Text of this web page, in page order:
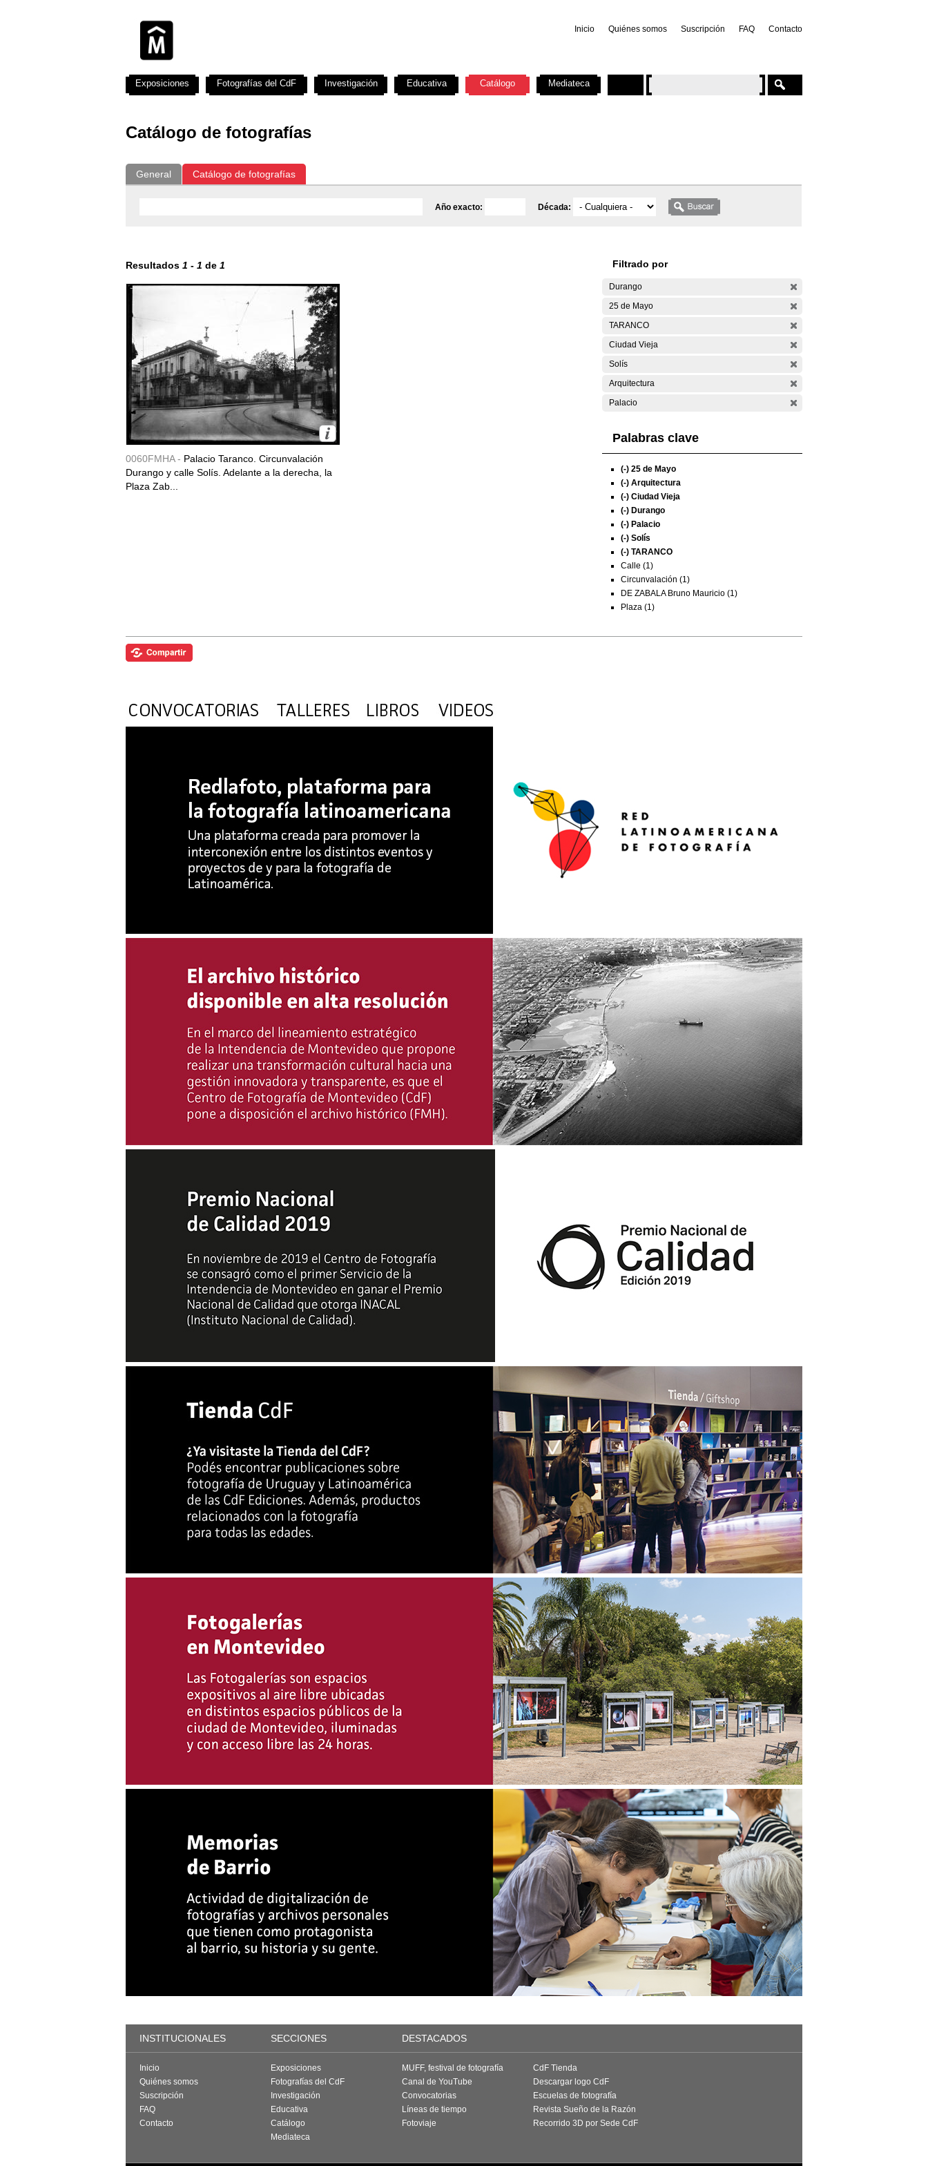
Inicio Quiénes somos Suscripción FAQ Contacto
Catálogo de fotografías
General Catálogo de fotografías
Año exacto: Década:
Resultados 1 - 1 de 1
0060FMHA - Palacio Taranco. Circunvalación
Durango y calle Solís. Adelante a la derecha, la
Plaza Zab...
Filtrado por
Durango
25 de Mayo
TARANCO
Ciudad Vieja
Solís
Arquitectura
Palacio
Palabras clave
(-) 25 de Mayo
(-) Arquitectura
(-) Ciudad Vieja
(-) Durango
(-) Palacio
(-) Solís
(-) TARANCO
Calle (1)
Circunvalación (1)
DE ZABALA Bruno Mauricio (1)
Plaza (1)
Exposiciones Fotografías del CdF Investigación Educativa Catálogo Mediateca
INSTITUCIONALES SECCIONES DESTACADOS
Inicio
Quiénes somos
Suscripción
FAQ
Contacto
Exposiciones
Fotografías del CdF
Investigación
Educativa
Catálogo
Mediateca
MUFF, festival de fotografía
Canal de YouTube
Convocatorias
Líneas de tiempo
Fotoviaje
CdF Tienda
Descargar logo CdF
Escuelas de fotografía
Revista Sueño de la Razón
Recorrido 3D por Sede CdF